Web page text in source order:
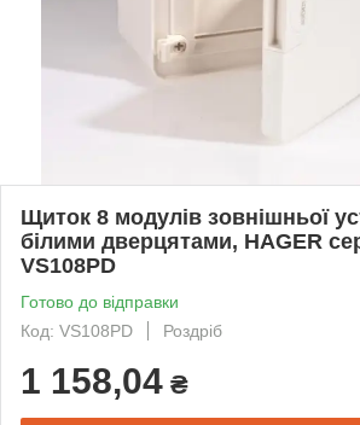
Щиток 8 модулів зовнішньої
білими дверцятами, HAGER
VS108PD
Готово до відправки
Код: VS108PD
Роздріб
1 158,04 ₴